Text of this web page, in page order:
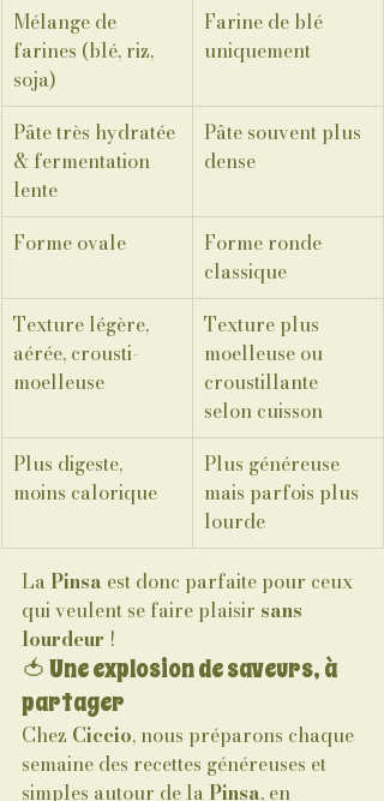
Mélange de
farines (blé, riz,
soja)
Farine de blé
uniquement
Pâte très hydratée
& fermentation
lente
Pâte souvent plus
dense
Forme ovale
Forme ronde
classique
Texture légère,
aérée, crousti-
moelleuse
Texture plus
moelleuse ou
croustillante
selon cuisson
Plus digeste,
moins calorique
Plus généreuse
mais parfois plus
lourde
La Pinsa est donc parfaite pour ceux
qui veulent se faire plaisir sans
lourdeur !
🍅 Une explosion de saveurs, à
partager
Chez Ciccio, nous préparons chaque
semaine des recettes généreuses et
simples autour de la Pinsa, en